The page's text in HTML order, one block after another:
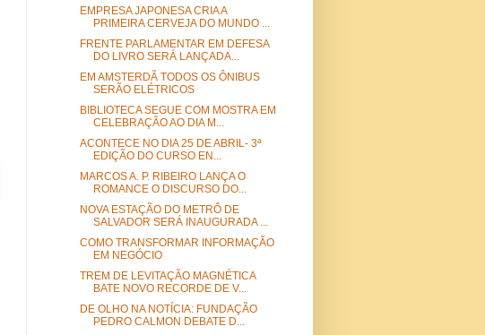
EMPRESA JAPONESA CRIA A
PRIMEIRA CERVEJA DO MUNDO ...
FRENTE PARLAMENTAR EM DEFESA
DO LIVRO SERÁ LANÇADA...
EM AMSTERDÃ TODOS OS ÔNIBUS
SERÃO ELÉTRICOS
BIBLIOTECA SEGUE COM MOSTRA EM
CELEBRAÇÃO AO DIA M...
ACONTECE NO DIA 25 DE ABRIL- 3ª
EDIÇÃO DO CURSO EN...
MARCOS A. P. RIBEIRO LANÇA O
ROMANCE O DISCURSO DO...
NOVA ESTAÇÃO DO METRÔ DE
SALVADOR SERÁ INAUGURADA ...
COMO TRANSFORMAR INFORMAÇÃO
EM NEGÓCIO
TREM DE LEVITAÇÃO MAGNÉTICA
BATE NOVO RECORDE DE V...
DE OLHO NA NOTÍCIA: FUNDAÇÃO
PEDRO CALMON DEBATE D...